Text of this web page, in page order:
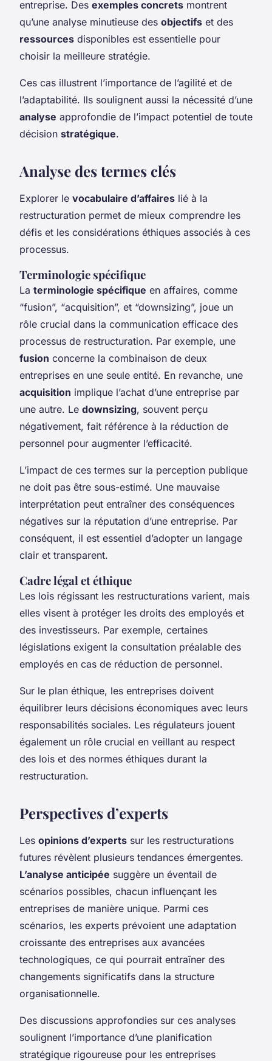
entreprise. Des exemples concrets montrent
qu’une analyse minutieuse des objectifs et des
ressources disponibles est essentielle pour
choisir la meilleure stratégie.
Ces cas illustrent l’importance de l’agilité et de
l’adaptabilité. Ils soulignent aussi la nécessité d’une
analyse approfondie de l’impact potentiel de toute
décision stratégique.
Analyse des termes clés
Explorer le vocabulaire d’affaires lié à la
restructuration permet de mieux comprendre les
défis et les considérations éthiques associés à ces
processus.
Terminologie spécifique
La terminologie spécifique en affaires, comme
“fusion”, “acquisition”, et “downsizing”, joue un
rôle crucial dans la communication efficace des
processus de restructuration. Par exemple, une
fusion concerne la combinaison de deux
entreprises en une seule entité. En revanche, une
acquisition implique l’achat d’une entreprise par
une autre. Le downsizing, souvent perçu
négativement, fait référence à la réduction de
personnel pour augmenter l’efficacité.
L’impact de ces termes sur la perception publique
ne doit pas être sous-estimé. Une mauvaise
interprétation peut entraîner des conséquences
négatives sur la réputation d’une entreprise. Par
conséquent, il est essentiel d’adopter un langage
clair et transparent.
Cadre légal et éthique
Les lois régissant les restructurations varient, mais
elles visent à protéger les droits des employés et
des investisseurs. Par exemple, certaines
législations exigent la consultation préalable des
employés en cas de réduction de personnel.
Sur le plan éthique, les entreprises doivent
équilibrer leurs décisions économiques avec leurs
responsabilités sociales. Les régulateurs jouent
également un rôle crucial en veillant au respect
des lois et des normes éthiques durant la
restructuration.
Perspectives d’experts
Les opinions d’experts sur les restructurations
futures révèlent plusieurs tendances émergentes.
L’analyse anticipée suggère un éventail de
scénarios possibles, chacun influençant les
entreprises de manière unique. Parmi ces
scénarios, les experts prévoient une adaptation
croissante des entreprises aux avancées
technologiques, ce qui pourrait entraîner des
changements significatifs dans la structure
organisationnelle.
Des discussions approfondies sur ces analyses
soulignent l’importance d’une planification
stratégique rigoureuse pour les entreprises